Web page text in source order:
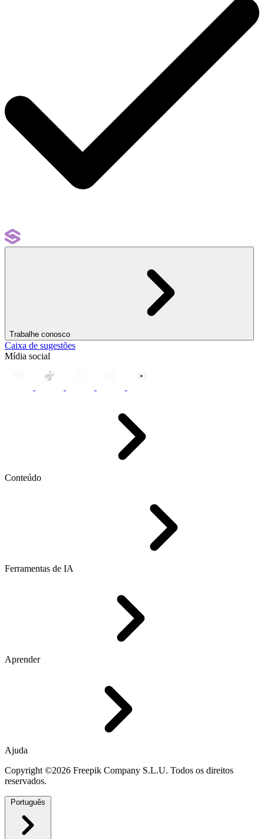
Trabalhe conosco
Caixa de sugestões
Mídia social
Conteúdo
Ferramentas de IA
Aprender
Ajuda
Copyright ©2026 Freepik Company S.L.U. Todos os direitos
reservados.
Português